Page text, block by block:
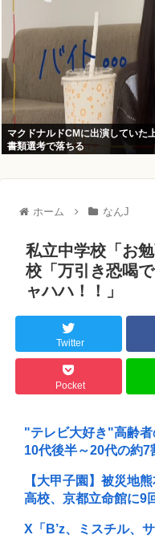
マクドナルドCMに出演していた
書類選考で落ちる
ホーム なんJ
私立中学校「お
校「万引き恐喝
ャハハ！！」
Twitter
Pocket
"テレビ大好き"高齢
10代後半～20代の約
【大甲子園】被災地
高校、京都立命館に9
X「B’z、ミスチル、